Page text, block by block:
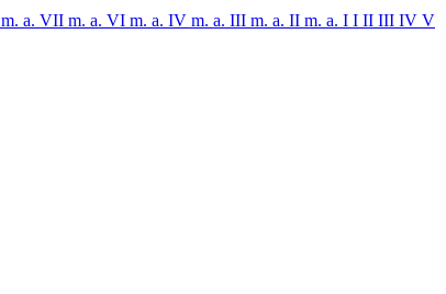
m. a. VII m. a. VI m. a. IV m. a. III m. a. II m. a. I I II III IV V